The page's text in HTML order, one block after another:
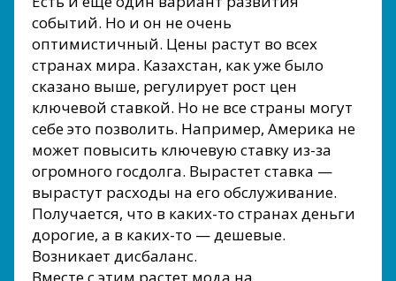
событий. Но и он не очень
оптимистичный. Цены растут во всех
странах мира. Казахстан, как уже было
сказано выше, регулирует рост цен
ключевой ставкой. Но не все страны могут
себе это позволить. Например, Америка не
может повысить ключевую ставку из-за
огромного госдолга. Вырастет ставка —
вырастут расходы на его обслуживание.
Получается, что в каких-то странах деньги
дорогие, а в каких-то — дешевые.
Возникает дисбаланс.